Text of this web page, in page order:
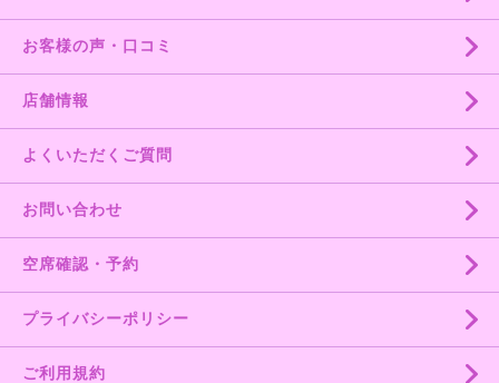
お客様の声・口コミ
店舗情報
よくいただくご質問
お問い合わせ
空席確認・予約
プライバシーポリシー
ご利用規約